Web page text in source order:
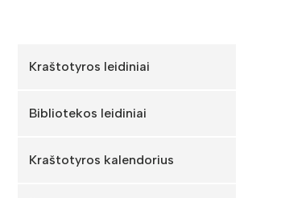
Kraštotyros leidiniai
Bibliotekos leidiniai
Kraštotyros kalendorius